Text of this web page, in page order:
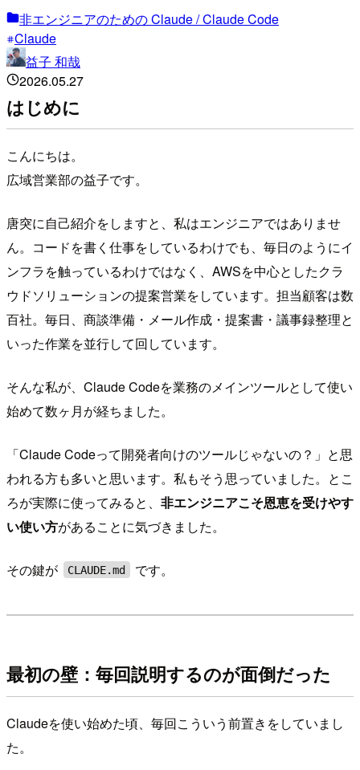
非エンジニアのための Claude / Claude Code
Claude
益子 和哉
2026.05.27
はじめに
こんにちは。
広域営業部の益子です。
唐突に自己紹介をしますと、私はエンジニアではありませ
ん。コードを書く仕事をしているわけでも、毎日のようにイ
ンフラを触っているわけではなく、AWSを中心としたクラ
ウドソリューションの提案営業をしています。担当顧客は数
百社。毎日、商談準備・メール作成・提案書・議事録整理と
いった作業を並行して回しています。
そんな私が、Claude Codeを業務のメインツールとして使い
始めて数ヶ月が経ちました。
「Claude Codeって開発者向けのツールじゃないの？」と思
われる方も多いと思います。私もそう思っていました。とこ
ろが実際に使ってみると、 非エンジニアこそ恩恵を受けやす
い使い方があることに気づきました。
その鍵が CLAUDE.md です。
最初の壁：毎回説明するのが面倒だった
Claudeを使い始めた頃、毎回こういう前置きをしていまし
た。